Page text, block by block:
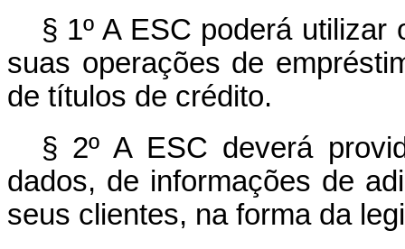
§ 1º A ESC poderá
suas operações de
de títulos de crédito.
§ 2º A ESC deverá
dados, de informações de
seus clientes, na forma da